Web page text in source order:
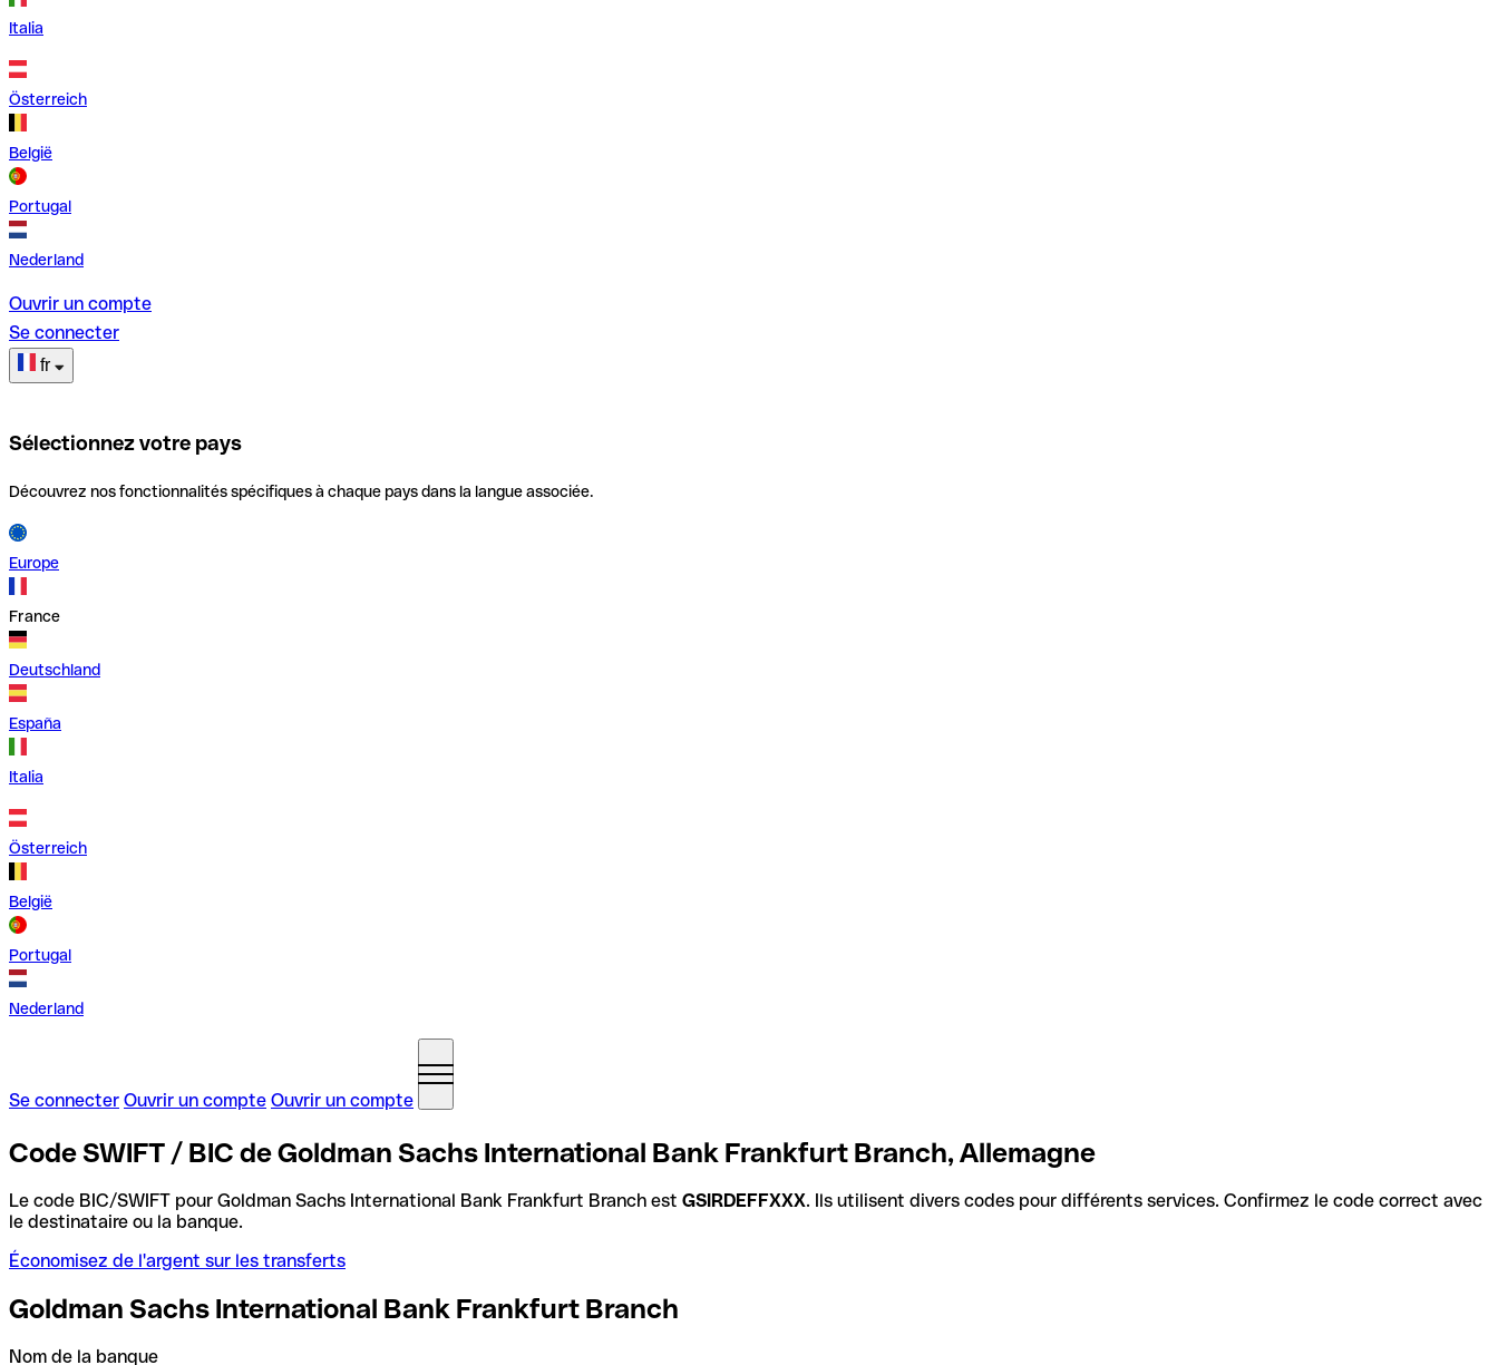
Italia
Österreich
België
Portugal
Nederland
Ouvrir un compte
Se connecter
fr
Sélectionnez votre pays
Découvrez nos fonctionnalités spécifiques à chaque pays dans la langue associée.
Europe
France
Deutschland
España
Italia
Österreich
België
Portugal
Nederland
Se connecter Ouvrir un compte Ouvrir un compte
Code SWIFT / BIC de Goldman Sachs International Bank Frankfurt Branch, Allemagne
Le code BIC/SWIFT pour Goldman Sachs International Bank Frankfurt Branch est GSIRDEFFXXX. Ils utilisent divers codes pour différents services. Confirmez le code correct avec
le destinataire ou la banque.
Économisez de l'argent sur les transferts
Goldman Sachs International Bank Frankfurt Branch
Nom de la banque